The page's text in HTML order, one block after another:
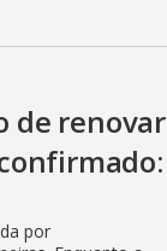
de renovar
por